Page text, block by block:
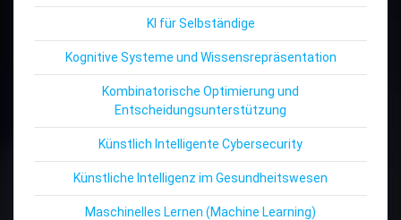
KI für Selbständige
Kognitive Systeme und Wissensrepräsentation
Kombinatorische Optimierung und
Entscheidungsunterstützung
Künstlich Intelligente Cybersecurity
Künstliche Intelligenz im Gesundheitswesen
Maschinelles Lernen (Machine Learning)